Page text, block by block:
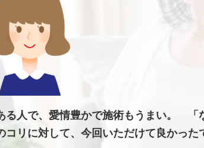
る人で、愛情豊かで施術もうまい。 「
リに対して、今回いただけて良かっ